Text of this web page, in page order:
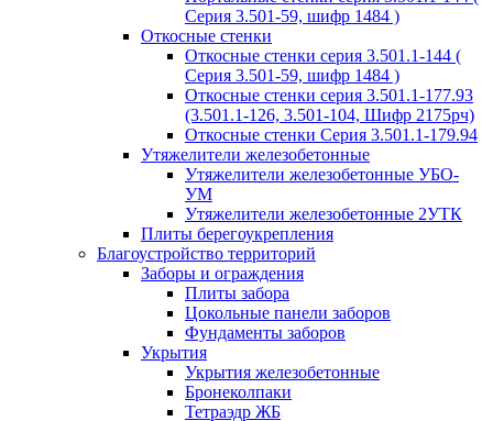
Серия 3.501-59, шифр 1484 )
Откосные стенки
Откосные стенки серия 3.501.1-144 (
Серия 3.501-59, шифр 1484 )
Откосные стенки серия 3.501.1-177.93
(3.501.1-126, 3.501-104, Шифр 2175рч)
Откосные стенки Серия 3.501.1-179.94
Утяжелители железобетонные
Утяжелители железобетонные УБО-
УМ
Утяжелители железобетонные 2УТК
Плиты берегоукрепления
Благоустройство территорий
Заборы и ограждения
Плиты забора
Цокольные панели заборов
Фундаменты заборов
Укрытия
Укрытия железобетонные
Бронеколпаки
Тетраэдр ЖБ